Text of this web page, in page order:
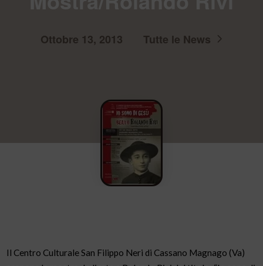
Ottobre 13, 2013 Tutte le News
Il Centro Culturale San Filippo Neri di Cassano Magnago (Va)